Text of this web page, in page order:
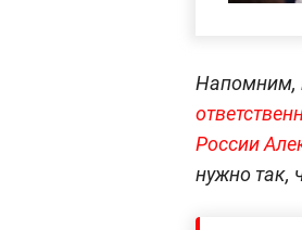
Напомним,
России
нужно так,